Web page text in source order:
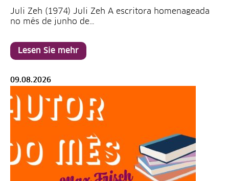
Juli Zeh (1974) Juli Zeh A escritora homenageada
no mês de junho de…
Lesen Sie mehr
09.08.2026